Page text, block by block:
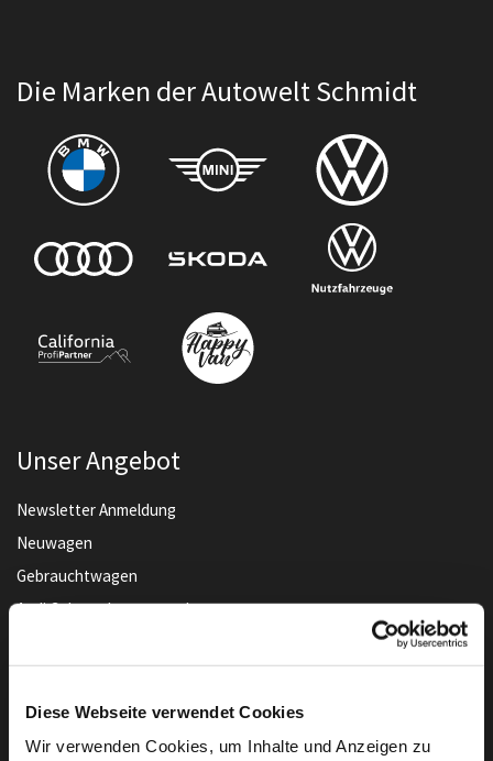
Diese Webseite verwendet Cookies
Wir verwenden Cookies, um Inhalte und Anzeigen zu
Die Marken der Autowelt Schmidt
Unser Angebot
Newsletter Anmeldung
Neuwagen
Gebrauchtwagen
Audi Gebrauchtwagen :plus
Online-Terminbuchung